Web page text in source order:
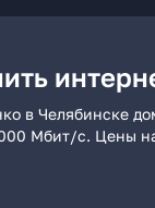
в Челябинске
Мбит/с. Цены